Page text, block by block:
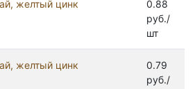
желтый цинк
0.88
руб./
шт
желтый цинк
0.79
руб./